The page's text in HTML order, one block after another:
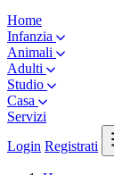
Home
Infanzia
Animali
Adulti
Studio
Casa
Servizi
Login Registrati